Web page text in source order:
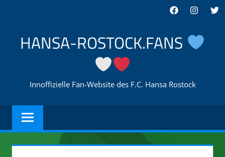
springen
Facebook
HANSA-ROSTOCK.FANS
Innoffizielle Fan-Website des F.C. Hansa Rostock